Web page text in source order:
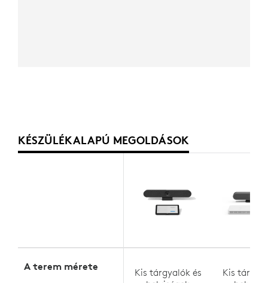
KÉSZÜLÉKALAPÚ MEGOLDÁSOK
A terem mérete
Kis tárgyalók és
Kis